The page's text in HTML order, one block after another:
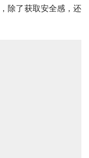
除了获取安全感，还